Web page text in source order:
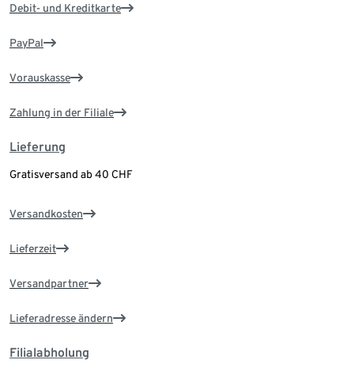
Debit- und Kreditkarte
PayPal
Vorauskasse
Zahlung in der Filiale
Lieferung
Gratisversand ab 40 CHF
Versandkosten
Lieferzeit
Versandpartner
Lieferadresse ändern
Filialabholung